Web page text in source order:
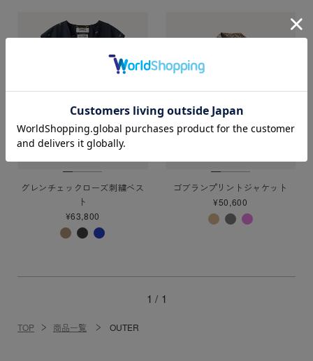
グレンチェックローズ刺繍ベス
ト
¥63,800
ゴブランプリントジャケット
¥50,600
1 / 1
TOP 商品一覧 OUTER